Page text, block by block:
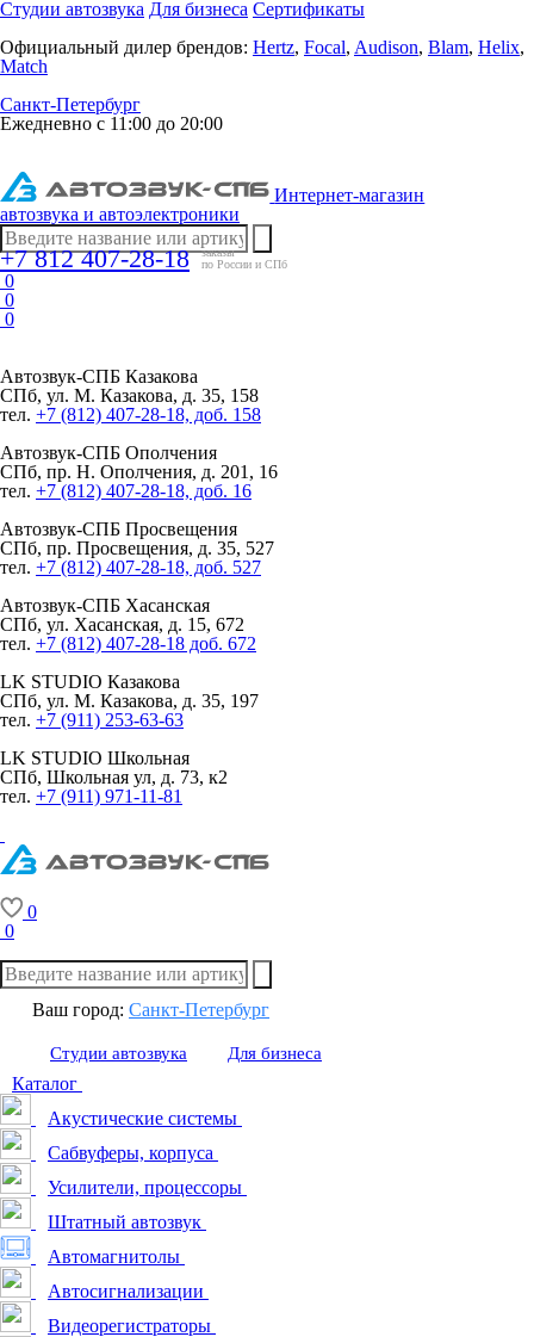
Студии автозвука Для бизнеса Сертификаты
Официальный дилер брендов: Hertz, Focal, Audison, Blam, Helix,
Match
Санкт-Петербург
Ежедневно с 11:00 до 20:00
Интернет-магазин
автозвука и автоэлектроники
+7 812 407-28-18
заказы
по России и СПб
0
0
0
Автозвук-СПБ Казакова
СПб, ул. М. Казакова, д. 35, 158
тел. +7 (812) 407-28-18, доб. 158
Автозвук-СПБ Ополчения
СПб, пр. Н. Ополчения, д. 201, 16
тел. +7 (812) 407-28-18, доб. 16
Автозвук-СПБ Просвещения
СПб, пр. Просвещения, д. 35, 527
тел. +7 (812) 407-28-18, доб. 527
Автозвук-СПБ Хасанская
СПб, ул. Хасанская, д. 15, 672
тел. +7 (812) 407-28-18 доб. 672
LK STUDIO Казакова
СПб, ул. М. Казакова, д. 35, 197
тел. +7 (911) 253-63-63
LK STUDIO Школьная
СПб, Школьная ул, д. 73, к2
тел. +7 (911) 971-11-81
0
0
Ваш город: Санкт-Петербург
Студии автозвука Для бизнеса
Каталог
Акустические системы
Сабвуферы, корпуса
Усилители, процессоры
Штатный автозвук
Автомагнитолы
Автосигнализации
Видеорегистраторы